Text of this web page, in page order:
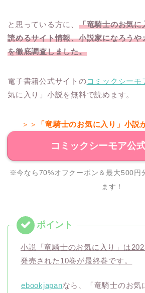
と思っている方に、 「竜騎士のお気に
読めるサイト情報、小説家になろうや
を徹底調査しました。
電子書籍公式サイトのコミックシーモ
気に入り」小説を無料で読めます。
＞＞ 「竜騎士のお気に入り」小説
コミックシーモア公
※今なら70%オフクーポン＆最大500円
ます！
小説「竜騎士のお気に入り」は
発売された10巻が最終巻です。
ebookjapanなら、「竜騎士のお気